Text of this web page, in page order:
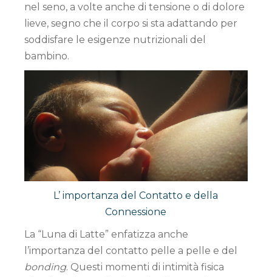
nel seno, a volte anche di tensione o di dolore
lieve, segno che il corpo si sta adattando per
soddisfare le esigenze nutrizionali del
bambino.
L’ importanza del Contatto e della
Connessione
La “Luna di Latte” enfatizza anche
l’importanza del contatto pelle a pelle e del
bonding. Questi momenti di intimità fisica